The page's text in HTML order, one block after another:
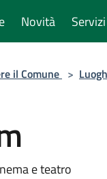
Novità Servizi
il Comune >
e teatro